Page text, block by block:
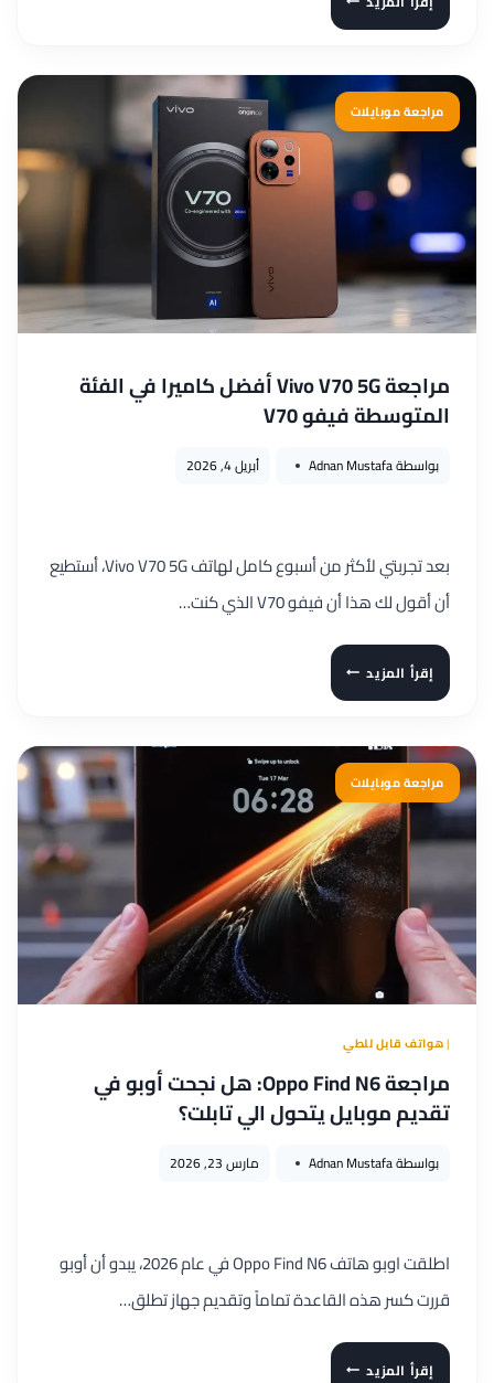
OPPO
X9
ULTRA:
هل
يستحق
لقب
وحش
التصوير
؟
مراجعة موبايلات
مراجعة Vivo V70 5G أفضل كاميرا في الفئة
المتوسطة فيفو V70
بواسطةAdnan Mustafa أبريل 4, 2026
بعد تجربتي لأكثر من أسبوع كامل لهاتف Vivo V70 5G، أستطيع
أن أقول لك هذا أن فيفو V70 الذي كنت…
إقرأ المزيدمراجعة
VIVO
5G
أفضل
كاميرا
في
الفئة
المتوسطة
فيفو
مراجعة موبايلات
|هواتف قابل للطي
مراجعة Oppo Find N6: هل نجحت أوبو في
تقديم موبايل يتحول الي تابلت؟
بواسطةAdnan Mustafa مارس 23, 2026
اطلقت اوبو هاتف Oppo Find N6 في عام 2026، يبدو أن أوبو
قررت كسر هذه القاعدة تماماً وتقديم جهاز تطلق…
إقرأ المزيدمراجعة